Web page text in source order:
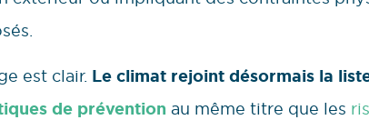
est clair. Le climat rejoint désormais la
de prévention au même titre que les